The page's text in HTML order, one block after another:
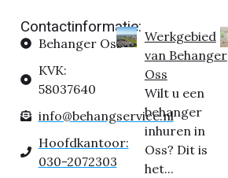
Contactinformatie:
Behanger Oss
KVK:
58037640
info@behangservice.nl
Hoofdkantoor:
030-2072303
Werkgebied
van Behanger
Oss
Wilt u een
behanger
inhuren in
Oss? Dit is
het...